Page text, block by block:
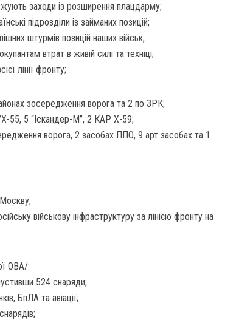
заходи із розширення плацдарму;
підрозділи із займаних позицій;
штурмів позицій наших військ;
втрат в живій силі та техніці;
лінії фронту;
зосередження ворога та 2 по ЗРК;
5 “Іскандер-М”, 2 КАР Х-59;
ворога, 2 засобах ППО, 9 арт засобах та 1
військову інфраструктуру за лінією фронту на
ОВА/:
524 снаряди;
БпЛА та авіації;